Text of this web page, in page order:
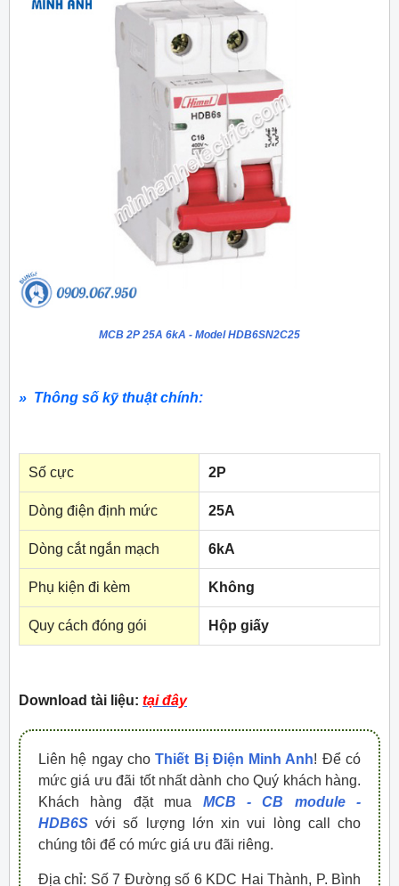
MCB 2P 25A 6kA - Model HDB6SN2C25
» Thông số kỹ thuật chính:
Số cực 2P
Dòng điện định mức 25A
Dòng cắt ngắn mạch 6kA
Phụ kiện đi kèm Không
Quy cách đóng gói Hộp giấy
Download tài liệu: tại đây
Liên hệ ngay choThiết Bị Điện Minh Anh! Để có
mức giá ưu đãi tốt nhất dành cho Quý khách hàng.
Khách hàng đặt mua MCB - CB module -
HDB6S với số lượng lớn xin vui lòng call cho
chúng tôi để có mức giá ưu đãi riêng.
Địa chỉ: Số 7 Đường số 6 KDC Hai Thành, P. Bình